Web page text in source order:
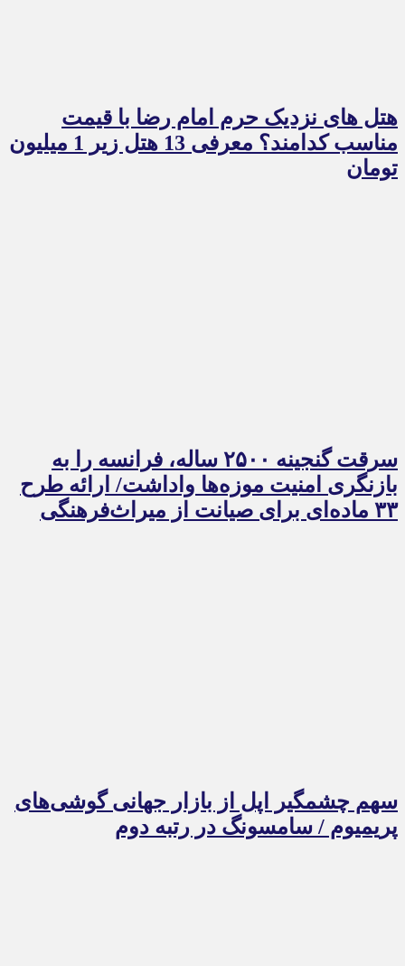
هتل های نزدیک حرم امام رضا با قیمت
مناسب کدامند؟ معرفی 13 هتل زیر 1 میلیون
تومان
سرقت گنجینه ۲۵۰۰ ساله، فرانسه را به
بازنگری امنیت موزه‌ها واداشت/ ارائه طرح
۳۳ ماده‌ای برای صیانت از میراث‌فرهنگی
سهم چشمگیر اپل از بازار جهانی گوشی‌های
پریمیوم / سامسونگ در رتبه دوم